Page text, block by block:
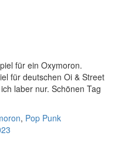
für ein Oxymoron.
für deutschen Oi & Street
laber nur. Schönen Tag
, Pop Punk